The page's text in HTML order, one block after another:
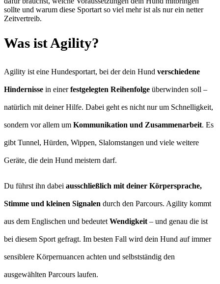
sollte und warum diese Sportart so viel mehr ist als nur ein netter
Zeitvertreib.
Was ist Agility?
Agility ist eine Hundesportart, bei der dein Hund verschiedene
Hindernisse in einerfestgelegten Reihenfolge überwinden soll –
natürlich mit deiner Hilfe. Dabei geht es nicht nur um Schnelligkeit,
sondern vor allem um Kommunikation und Zusammenarbeit. Es
gibt Tunnel, Hürden, Wippen, Slalomstangen und viele weitere
Geräte, die dein Hund meistern darf.
Du führst ihn dabei ausschließlich mit deiner Körpersprache,
Stimme und kleinen Signalen durch den Parcours. Agility kommt
aus dem Englischen und bedeutet Wendigkeit – und genau die ist
bei diesem Sport gefragt. Im besten Fall wird dein Hund auf immer
sensiblere Körpernuancen achten und selbstständig den
ausgewählten Parcours laufen.